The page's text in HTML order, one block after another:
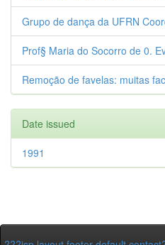
Grupo de dança da UFRN
Prof§ Maria do Socorro de 0.
Remoção de favelas: muitas
Date issued
1991